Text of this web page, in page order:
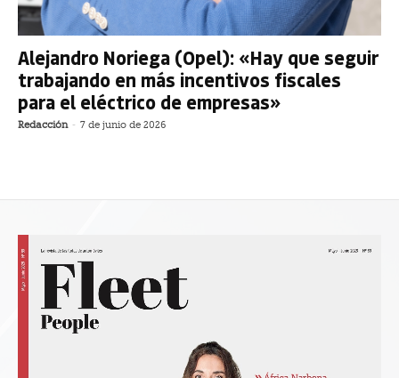
Alejandro Noriega (Opel): «Hay que seguir
trabajando en más incentivos fiscales
para el eléctrico de empresas»
Redacción - 7 de junio de 2026